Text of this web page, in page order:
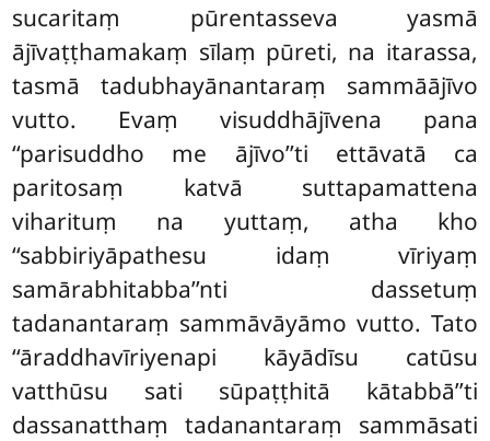
sucaritaṃ pūrentasseva yasmā
ājīvaṭṭhamakaṃ sīlaṃ pūreti, na itarassa,
tasmā tadubhayānantaraṃ sammāājīvo
vutto. Evaṃ visuddhājīvena pana
‘‘parisuddho me ājīvo’’ti ettāvatā ca
paritosaṃ katvā suttapamattena
viharituṃ na yuttaṃ, atha kho
‘‘sabbiriyāpathesu idaṃ vīriyaṃ
samārabhitabba’’nti dassetuṃ
tadanantaraṃ sammāvāyāmo vutto. Tato
‘‘āraddhavīriyenapi kāyādīsu catūsu
vatthūsu sati sūpaṭṭhitā kātabbā’’ti
dassanatthaṃ tadanantaraṃ sammāsati